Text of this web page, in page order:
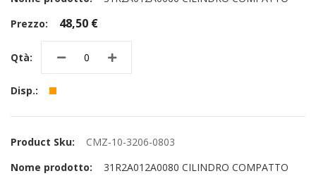
48,50 €
CMZ-10-3206-0803
31R2A012A0080 CILINDRO COMPATTO